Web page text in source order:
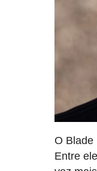
O
Entre